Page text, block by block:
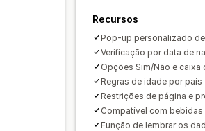
Recursos
Pop-up personalizado
Verificação por data de
Opções Sim/Não e caixa
Regras de idade por país
Restrições de página e
Compatível com bebidas
Função de lembrar os